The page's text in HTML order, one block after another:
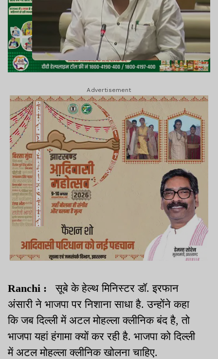
Advertisement
Ranchi :सूबे के हेल्थ मिनिस्टर डॉ. इरफान
अंसारी ने भाजपा पर निशाना साधा है. उन्होंने कहा
कि जब दिल्ली में अटल मोहल्ला क्लीनिक बंद है, तो
भाजपा यहां हंगामा क्यों कर रही है. भाजपा को दिल्ली
में अटल मोहल्ला क्लीनिक खोलना चाहिए.